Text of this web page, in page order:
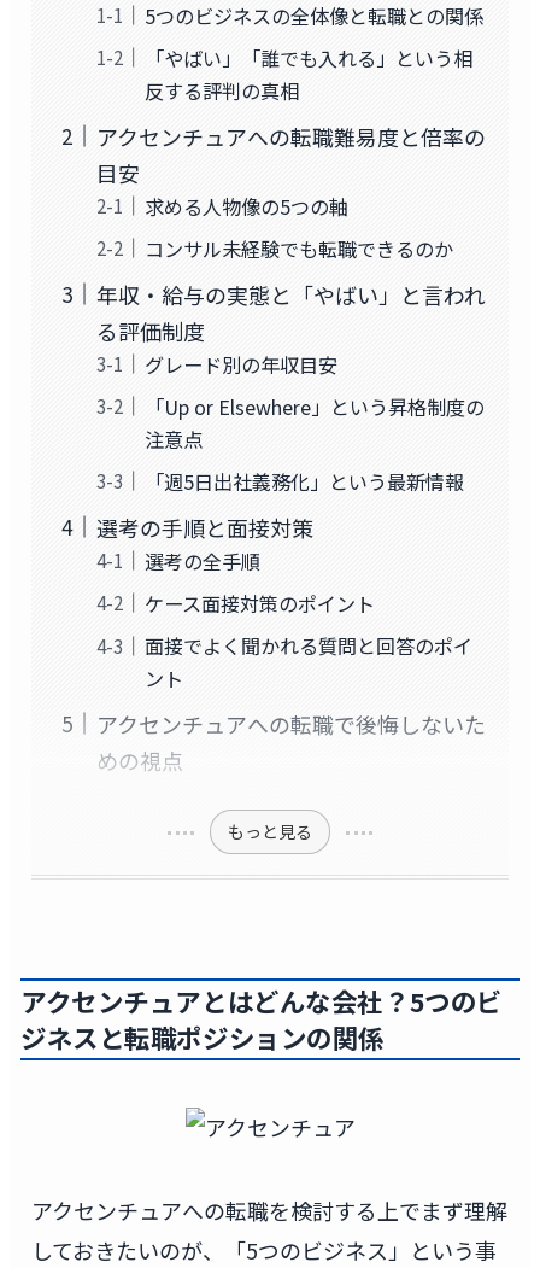
5つのビジネスの全体像と転職との関係
「やばい」「誰でも入れる」という相
反する評判の真相
アクセンチュアへの転職難易度と倍率の
目安
求める人物像の5つの軸
コンサル未経験でも転職できるのか
年収・給与の実態と「やばい」と言われ
る評価制度
グレード別の年収目安
「Up or Elsewhere」という昇格制度の
注意点
「週5日出社義務化」という最新情報
選考の手順と面接対策
選考の全手順
ケース面接対策のポイント
面接でよく聞かれる質問と回答のポイ
ント
アクセンチュアへの転職で後悔しないた
めの視点
もっと見る
アクセンチュアとはどんな会社？5つのビ
ジネスと転職ポジションの関係
アクセンチュアへの転職を検討する上でまず理解
しておきたいのが、「5つのビジネス」という事